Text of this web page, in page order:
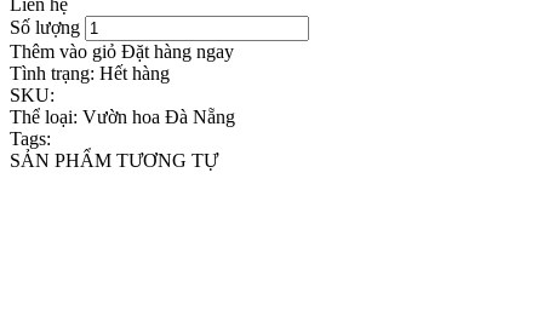
Số lượng
Thêm vào giỏ Đặt hàng ngay
Tình trạng: Hết hàng
SKU:
Thể loại: Vườn hoa Đà Nẵng
Tags:
SẢN PHẨM TƯƠNG TỰ